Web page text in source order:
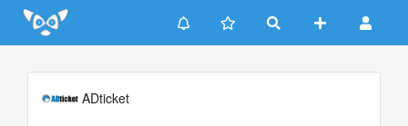
Update cookies preferences
ADticket